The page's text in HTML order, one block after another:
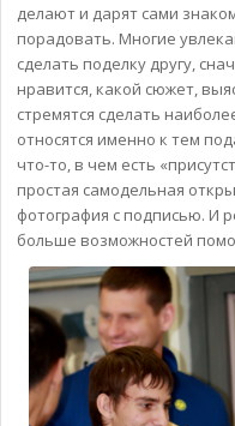
делают и дарят сами
порадовать. Многие
сделать поделку другу,
нравится, какой сюжет,
стремятся сделать
относятся именно к тем
что-то, в чем есть
простая самодельная
фотография с подписью. И
больше возможностей